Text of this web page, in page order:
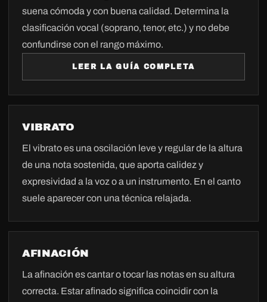
suena cómoda y con buena calidad. Determina la
clasificación vocal (soprano, tenor, etc.) y no debe
confundirse con el rango máximo.
LEER LA GUÍA COMPLETA
VIBRATO
El vibrato es una oscilación leve y regular de la altura
de una nota sostenida, que aporta calidez y
expresividad a la voz o a un instrumento. En el canto
suele aparecer con una técnica relajada.
AFINACIÓN
La afinación es cantar o tocar las notas en su altura
correcta. Estar afinado significa coincidir con la